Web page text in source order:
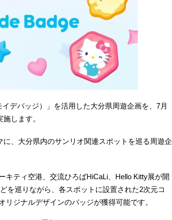
デバッジ）」を活用した大分県周遊企画を、7月
します。
に、大分県内のサンリオ関連スポットを巡る周遊企
キティ空港、交流ひろばHiCaLi、Hello Kitty展が開
を巡りながら、各スポットに設置された2次元コ
リジナルデザインのバッジが獲得可能です。